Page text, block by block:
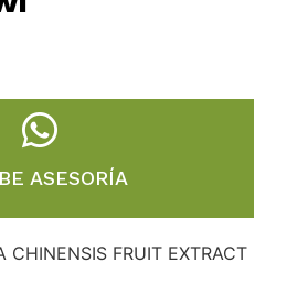
ASESORÍA
CHINENSIS FRUIT EXTRACT